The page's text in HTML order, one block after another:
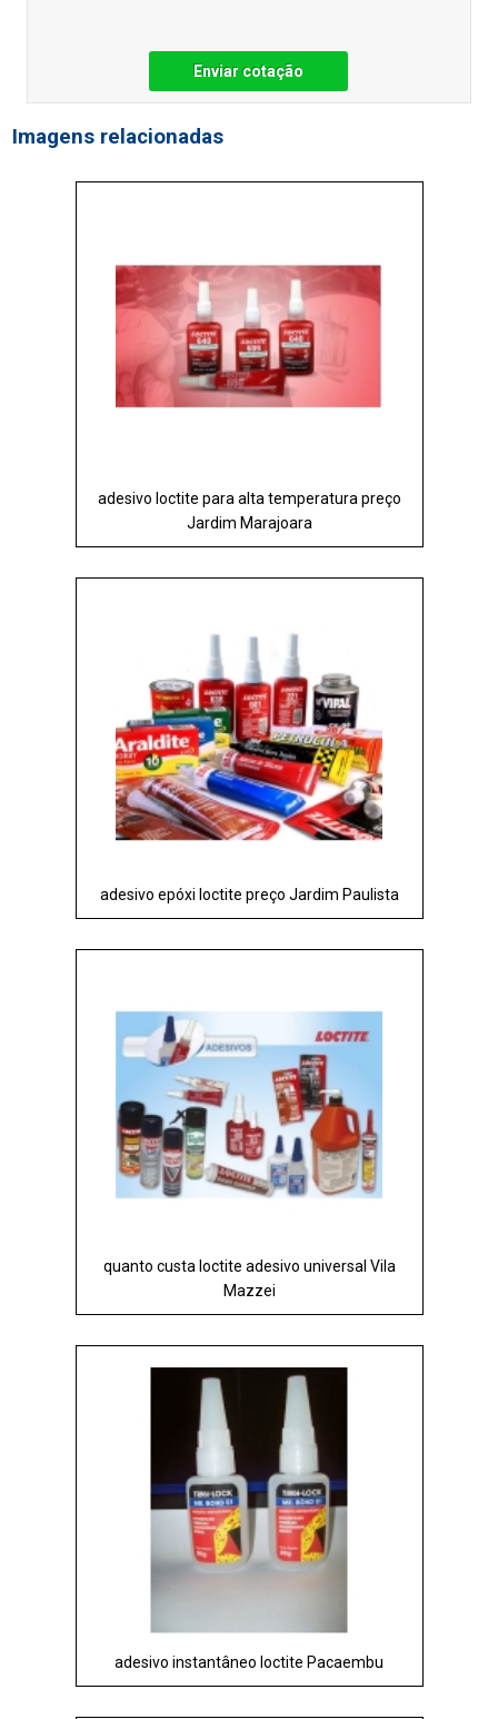
Enviar cotação
Imagens relacionadas
adesivo loctite para alta temperatura preço
Jardim Marajoara
adesivo epóxi loctite preço Jardim Paulista
quanto custa loctite adesivo universal Vila
Mazzei
adesivo instantâneo loctite Pacaembu